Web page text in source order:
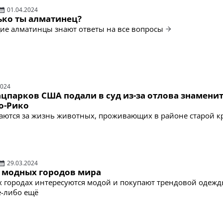
01.04.2024
ты алматинец?
алматинцы знают ответы на все вопросы
США подали в суд из-за отлова
Рико
за жизнь животных, проживающих в районе старой
29.03.2024
модных городов мира
городах интересуются модой и покупают трендовой
либо ещё